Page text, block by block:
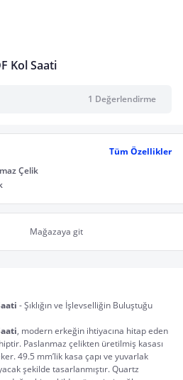
Kol Saati
1 Değerlendirme
Tüm Özellikler
Çelik
Mağazaya git
- Şıklığın ve İşlevselliğin Buluştuğu
, modern erkeğin ihtiyacına hitap eden
Paslanmaz çelikten üretilmiş kasası
49.5 mm’lik kasa çapı ve yuvarlak
şekilde tasarlanmıştır. Quartz